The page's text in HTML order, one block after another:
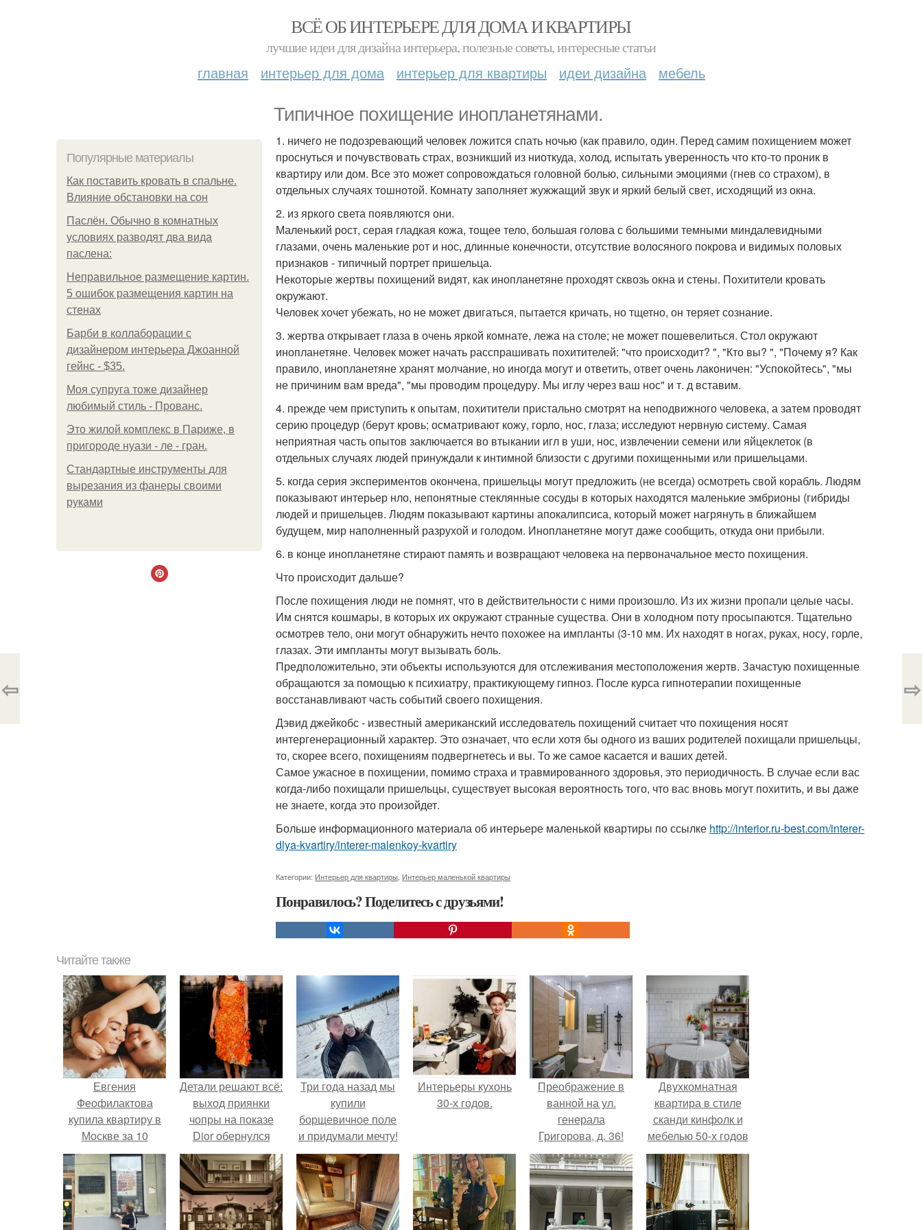
ВСЁ ОБ ИНТЕРЬЕРЕ ДЛЯ ДОМА И КВАРТИРЫ
лучшие идеи для дизайна интерьера, полезные советы, интересные статьи
главная интерьер для дома интерьер для квартиры идеи дизайна мебель
Типичное похищение инопланетянами.
Популярные материалы
Как поставить кровать в спальне.
Влияние обстановки на сон
Паслён. Обычно в комнатных
условиях разводят два вида
паслена:
Неправильное размещение картин.
5 ошибок размещения картин на
стенах
Барби в коллаборации с
дизайнером интерьера Джоанной
гейнс - $35.
Моя супруга тоже дизайнер
любимый стиль - Прованс.
Это жилой комплекс в Париже, в
пригороде нуази - ле - гран.
Стандартные инструменты для
вырезания из фанеры своими
руками
1. ничего не подозревающий человек ложится спать ночью (как правило, один. Перед самим похищением может
проснуться и почувствовать страх, возникший из ниоткуда, холод, испытать уверенность что кто-то проник в
квартиру или дом. Все это может сопровождаться головной болью, сильными эмоциями (гнев со страхом), в
отдельных случаях тошнотой. Комнату заполняет жужжащий звук и яркий белый свет, исходящий из окна.
2. из яркого света появляются они.
Маленький рост, серая гладкая кожа, тощее тело, большая голова с большими темными миндалевидными
глазами, очень маленькие рот и нос, длинные конечности, отсутствие волосяного покрова и видимых половых
признаков - типичный портрет пришельца.
Некоторые жертвы похищений видят, как инопланетяне проходят сквозь окна и стены. Похитители кровать
окружают.
Человек хочет убежать, но не может двигаться, пытается кричать, но тщетно, он теряет сознание.
3. жертва открывает глаза в очень яркой комнате, лежа на столе; не может пошевелиться. Стол окружают
инопланетяне. Человек может начать расспрашивать похитителей: "что происходит? ", "Кто вы? ", "Почему я? Как
правило, инопланетяне хранят молчание, но иногда могут и ответить, ответ очень лаконичен: "Успокойтесь", "мы
не причиним вам вреда", "мы проводим процедуру. Мы иглу через ваш нос" и т. д вставим.
4. прежде чем приступить к опытам, похитители пристально смотрят на неподвижного человека, а затем проводят
серию процедур (берут кровь; осматривают кожу, горло, нос, глаза; исследуют нервную систему. Самая
неприятная часть опытов заключается во втыкании игл в уши, нос, извлечении семени или яйцеклеток (в
отдельных случаях людей принуждали к интимной близости с другими похищенными или пришельцами.
5. когда серия экспериментов окончена, пришельцы могут предложить (не всегда) осмотреть свой корабль. Людям
показывают интерьер нло, непонятные стеклянные сосуды в которых находятся маленькие эмбрионы (гибриды
людей и пришельцев. Людям показывают картины апокалипсиса, который может нагрянуть в ближайшем
будущем, мир наполненный разрухой и голодом. Инопланетяне могут даже сообщить, откуда они прибыли.
6. в конце инопланетяне стирают память и возвращают человека на первоначальное место похищения.
Что происходит дальше?
После похищения люди не помнят, что в действительности с ними произошло. Из их жизни пропали целые часы.
Им снятся кошмары, в которых их окружают странные существа. Они в холодном поту просыпаются. Тщательно
осмотрев тело, они могут обнаружить нечто похожее на импланты (3-10 мм. Их находят в ногах, руках, носу, горле,
глазах. Эти импланты могут вызывать боль.
Предположительно, эти объекты используются для отслеживания местоположения жертв. Зачастую похищенные
обращаются за помощью к психиатру, практикующему гипноз. После курса гипнотерапии похищенные
восстанавливают часть событий своего похищения.
Дэвид джейкобс - известный американский исследователь похищений считает что похищения носят
интергенерационный характер. Это означает, что если хотя бы одного из ваших родителей похищали пришельцы,
то, скорее всего, похищениям подвергнетесь и вы. То же самое касается и ваших детей.
Самое ужасное в похищении, помимо страха и травмированного здоровья, это периодичность. В случае если вас
когда-либо похищали пришельцы, существует высокая вероятность того, что вас вновь могут похитить, и вы даже
не знаете, когда это произойдет.
Больше информационного материала об интерьере маленькой квартиры по ссылке http://interior.ru-best.com/interer-
dlya-kvartiry/interer-malenkoy-kvartiry
Категории: Интерьер для квартиры Интерьер маленькой квартиры
Понравилось? Поделитесь с друзьями!
⇦ ⇨
Читайте также
Евгения
Феофилактова
купила квартиру в
Москве за 10
миллионов.
Детали решают всё:
выход приянки
чопры на показе
Dior обернулся
шквалом критики
из-за небрежного
пошива.
Три года назад мы
купили
борщевичное поле
и придумали мечту!
Интерьеры кухонь
30-х годов.
Преображение в
ванной на ул.
генерала
Григорова, д. 36!
Двухкомнатная
квартира в стиле
сканди кинфолк и
мебелью 50-х годов
в высотке на
котельнической.